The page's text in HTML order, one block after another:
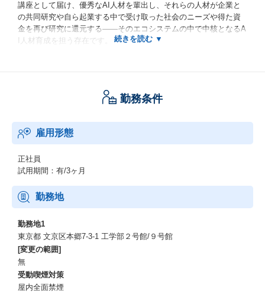
講座として届け、優秀なAI人材を輩出し、それらの人材が企業と
の共同研究や自ら起業する中で受け取った社会のニーズや得た資
金を再び研究に還元する――そのエコシステムの中で中核となるA
I人材育成を担う存在です。
目指し、次世代を担う優秀人材の輩出に向けた講座提供体制づく
本ポジションでは、AI教育（AI人材育成）の一貫として、学生・
社会人に向けて提供する10程度の講義に対し、開講～運営に携わ
っていただきます。
＜参考記事＞
インタビュー（前編）
https://weblab.t.u-tokyo.ac.jp/laboratoryheadinterview_20220901-1/
松尾研では、全国の学生を対象に、松尾研発の先端知見に基づく
講座提供をさらに拡大することを目指しています。
また、東大内外の教育基盤との連携を一層強化し、社会貢献を視
座に以下の展開を視野に入れています。
・次世代を担う先端人材の輩出システムの強化
勤務条件
雇用形態
正社員
試用期間：有/3ヶ月
勤務地
勤務地1
東京都 文京区本郷7-3-1 工学部２号館/９号館
[変更の範囲]
無
受動喫煙対策
屋内全面禁煙